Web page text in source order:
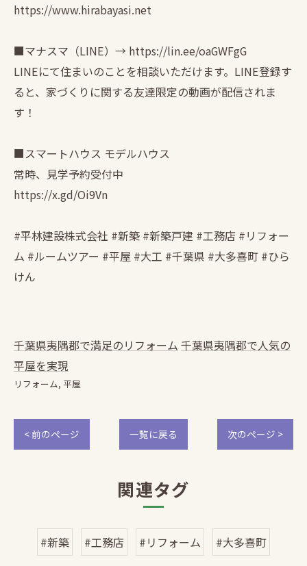
https://www.hirabayasi.net
■マナスマ（LINE）→ https://lin.ee/oaGWFgG
LINEにて住まいのことを相談いただけます。LINE登録す
ると、家づくりに関する友達限定の動画が配信されま
す！
■スマートハウス モデルハウス
常時、見学予約受付中
https://x.gd/Oi9Vn
#平林建設株式会社 #新築 #新築戸建 #工務店 #リフォー
ム #ルームツアー #平屋 #大工 #千葉県 #大多喜町 #ひら
けん
千葉県夷隅郡で満足のリフォーム 千葉県夷隅郡で人気の
平屋を実現
リフォーム 平屋
< 前のページ 一覧に戻る 次のページ >
関連タグ
#新築 #工務店 #リフォーム #大多喜町